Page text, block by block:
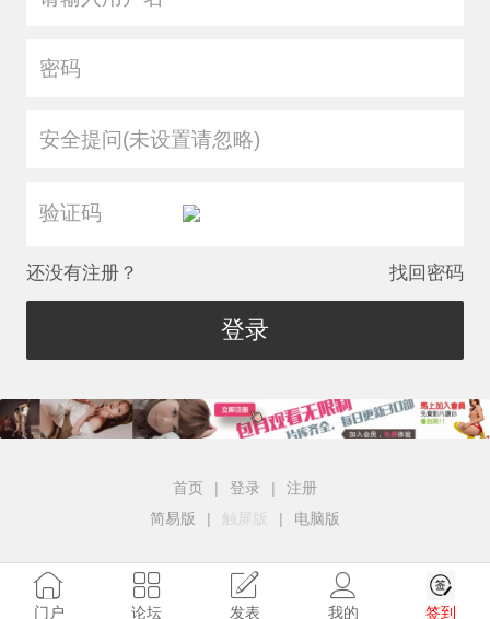
安全提问(未设置请忽略)
还没有注册？ 找回密码
登录
首页 | 登录 |
注册
简易版
| 触屏版 | 电脑版
门户 论坛 发表 我的 签到